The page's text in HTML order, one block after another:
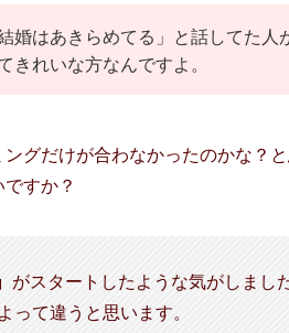
婚はあきらめてる」と話してた人
れいな方なんですよ。
グだけが合わなかったのかな？
すか？
がスタートしたような気がしまし
て違うと思います。